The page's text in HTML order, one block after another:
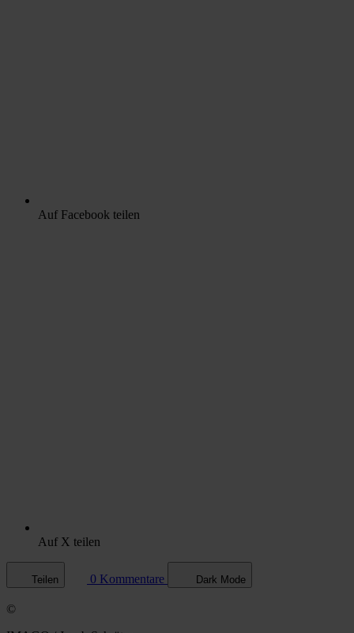
Auf Facebook teilen
Auf X teilen
Teilen 0 Kommentare Dark Mode
©